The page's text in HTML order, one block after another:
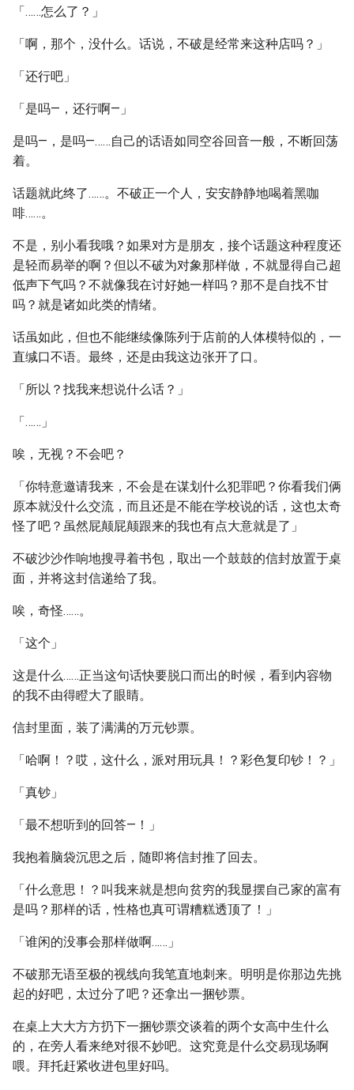
「……怎么了？」
「啊，那个，没什么。话说，不破是经常来这种店吗？」
「还行吧」
「是吗—，还行啊—」
是吗—，是吗—……自己的话语如同空谷回音一般，不断回荡
着。
话题就此终了……。不破正一个人，安安静静地喝着黑咖
啡……。
不是，别小看我哦？如果对方是朋友，接个话题这种程度还
是轻而易举的啊？但以不破为对象那样做，不就显得自己超
低声下气吗？不就像我在讨好她一样吗？那不是自找不甘
吗？就是诸如此类的情绪。
话虽如此，但也不能继续像陈列于店前的人体模特似的，一
直缄口不语。最终，还是由我这边张开了口。
「所以？找我来想说什么话？」
「……」
唉，无视？不会吧？
「你特意邀请我来，不会是在谋划什么犯罪吧？你看我们俩
原本就没什么交流，而且还是不能在学校说的话，这也太奇
怪了吧？虽然屁颠屁颠跟来的我也有点大意就是了」
不破沙沙作响地搜寻着书包，取出一个鼓鼓的信封放置于桌
面，并将这封信递给了我。
唉，奇怪……。
「这个」
这是什么……正当这句话快要脱口而出的时候，看到内容物
的我不由得瞪大了眼睛。
信封里面，装了满满的万元钞票。
「哈啊！？哎，这什么，派对用玩具！？彩色复印钞！？」
「真钞」
「最不想听到的回答—！」
我抱着脑袋沉思之后，随即将信封推了回去。
「什么意思！？叫我来就是想向贫穷的我显摆自己家的富有
是吗？那样的话，性格也真可谓糟糕透顶了！」
「谁闲的没事会那样做啊……」
不破那无语至极的视线向我笔直地刺来。明明是你那边先挑
起的好吧，太过分了吧？还拿出一捆钞票。
在桌上大大方方扔下一捆钞票交谈着的两个女高中生什么
的，在旁人看来绝对很不妙吧。这究竟是什么交易现场啊
喂。拜托赶紧收进包里好吗。